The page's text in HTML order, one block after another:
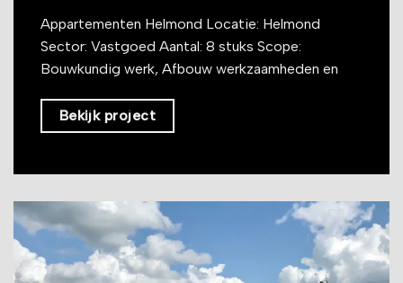
Appartementen Helmond Locatie: Helmond
Sector: Vastgoed Aantal: 8 stuks Scope:
Bouwkundig werk, Afbouw werkzaamheden en
Bekijk project